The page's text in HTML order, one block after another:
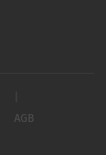
AGB